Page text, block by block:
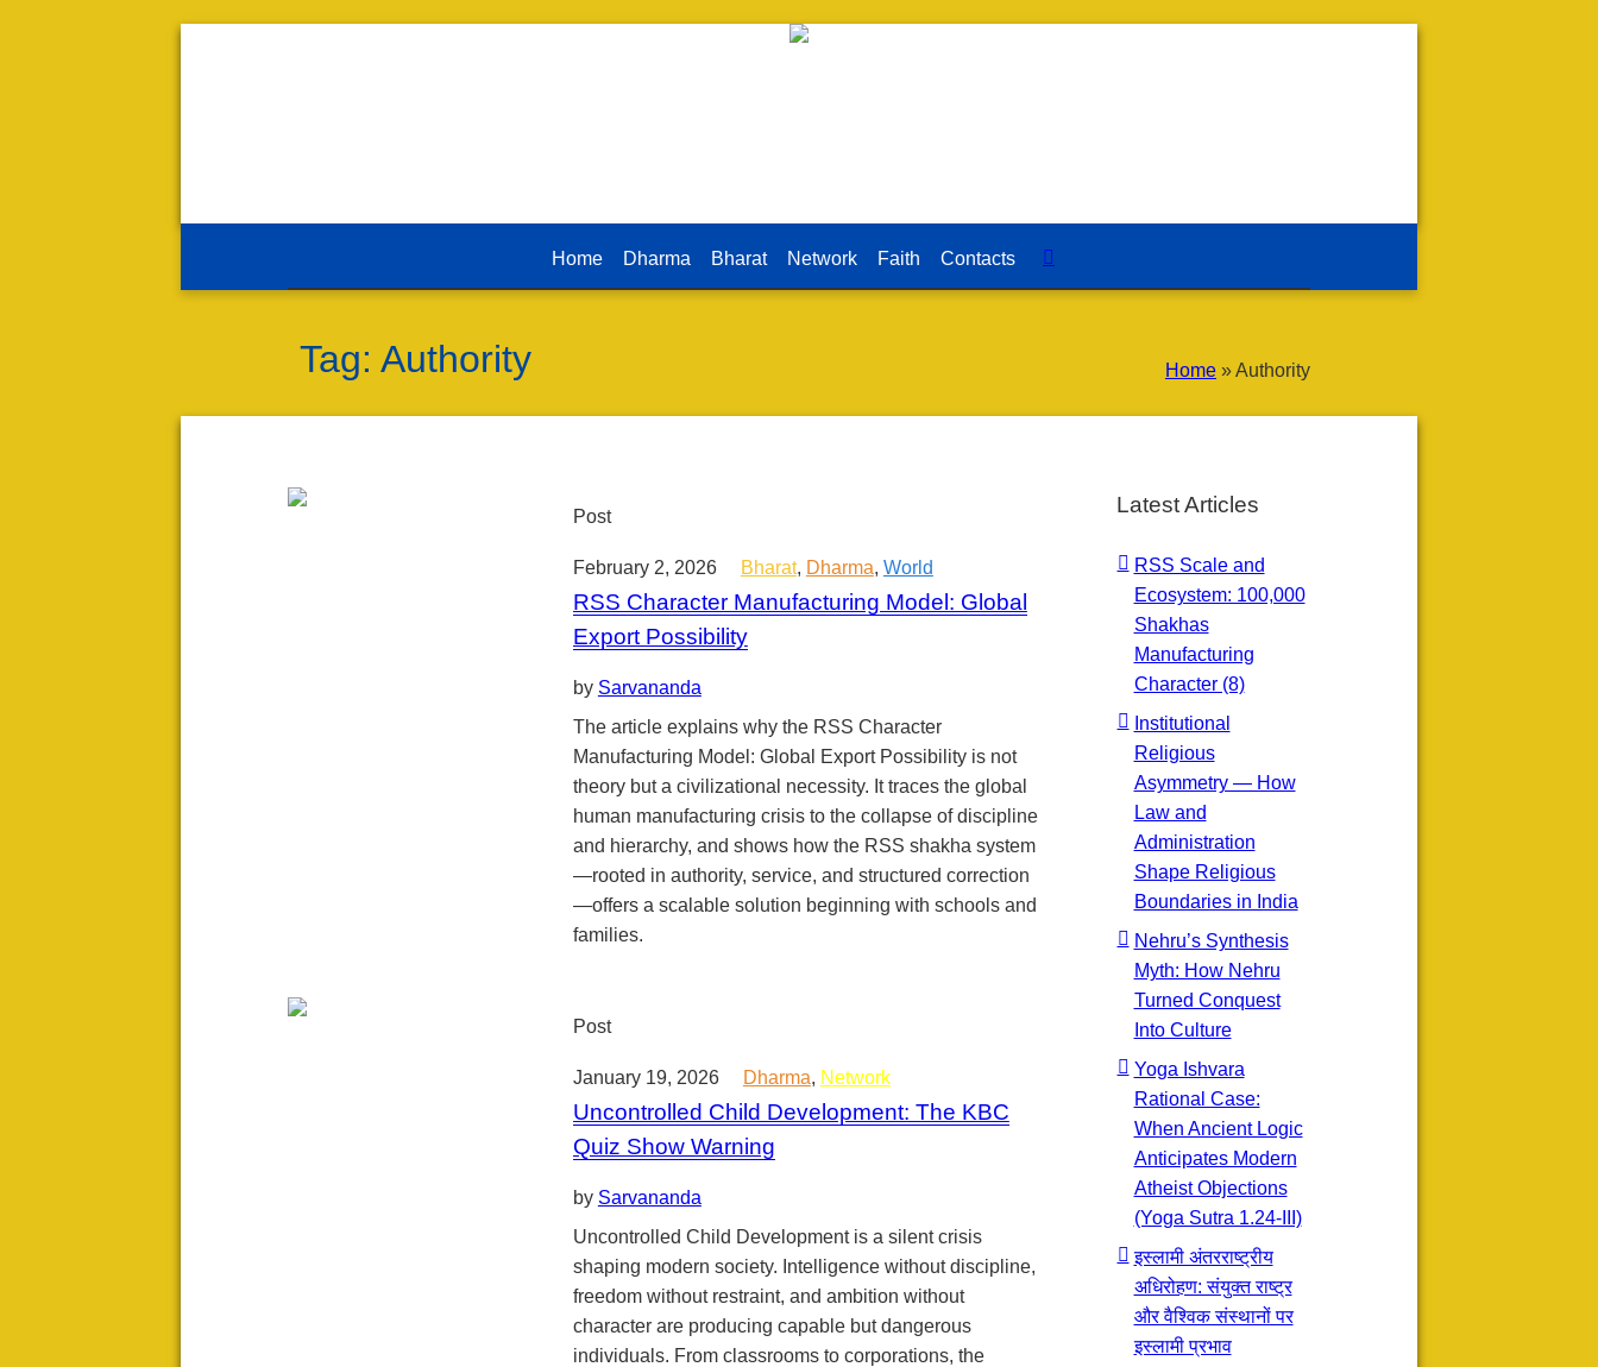
Home Dharma Bharat Network Faith Contacts
Tag: Authority Home »Authority
Post
February 2, 2026 Bharat, Dharma, World
RSS Character Manufacturing Model: Global
Export Possibility
by Sarvananda
The article explains why the RSS Character
Manufacturing Model: Global Export Possibility is not
theory but a civilizational necessity. It traces the global
human manufacturing crisis to the collapse of discipline
and hierarchy, and shows how the RSS shakha system
—rooted in authority, service, and structured correction
—offers a scalable solution beginning with schools and
families.
Post
January 19, 2026 Dharma, Network
Uncontrolled Child Development: The KBC
Quiz Show Warning
by Sarvananda
Uncontrolled Child Development is a silent crisis
shaping modern society. Intelligence without discipline,
freedom without restraint, and ambition without
character are producing capable but dangerous
individuals. From classrooms to corporations, the
Latest Articles
RSS Scale and
Ecosystem: 100,000
Shakhas
Manufacturing
Character (8)
Institutional
Religious
Asymmetry — How
Law and
Administration
Shape Religious
Boundaries in India
Nehru’s Synthesis
Myth: How Nehru
Turned Conquest
Into Culture
Yoga Ishvara
Rational Case:
When Ancient Logic
Anticipates Modern
Atheist Objections
(Yoga Sutra 1.24-III)
इस्लामी अंतरराष्ट्रीय
अधिरोहण: संयुक्त राष्ट्र
और वैश्विक संस्थानों पर
इस्लामी प्रभाव